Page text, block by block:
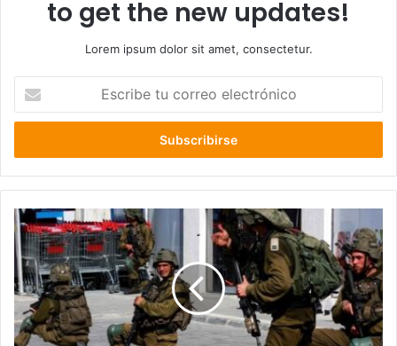
to get the new updates!
Lorem ipsum dolor sit amet, consectetur.
correo
"Los
israelíes
quieren
exterminar
la
población
del